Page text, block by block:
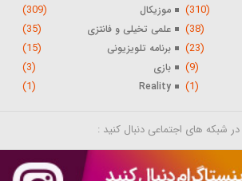
(310) موزیکال (309)
(38) علمی تخیلی و فانتزی (35)
(23) برنامه تلویزیونی (15)
(9) بازی (3)
(1)
Reality
(1)
در شبکه های اجتماعی دنبال کنید :